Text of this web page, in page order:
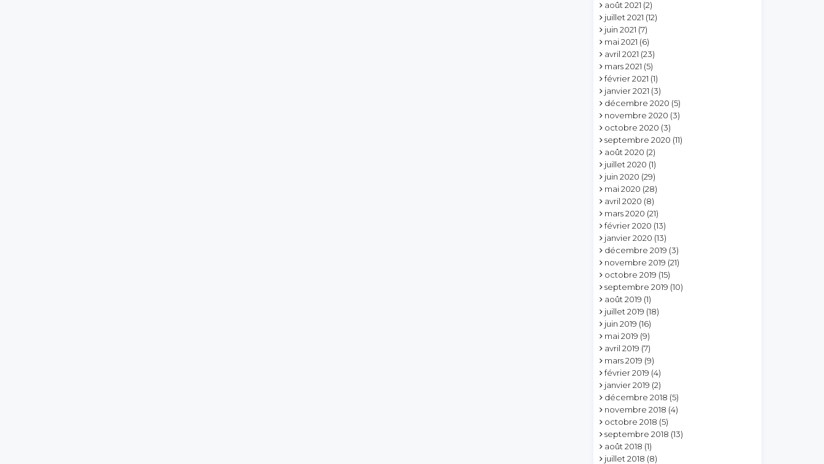
août 2021 (2)
juillet 2021 (12)
juin 2021 (7)
mai 2021 (6)
avril 2021 (23)
mars 2021 (5)
février 2021 (1)
janvier 2021 (3)
décembre 2020 (5)
novembre 2020 (3)
octobre 2020 (3)
septembre 2020 (11)
août 2020 (2)
juillet 2020 (1)
juin 2020 (29)
mai 2020 (28)
avril 2020 (8)
mars 2020 (21)
février 2020 (13)
janvier 2020 (13)
décembre 2019 (3)
novembre 2019 (21)
octobre 2019 (15)
septembre 2019 (10)
août 2019 (1)
juillet 2019 (18)
juin 2019 (16)
mai 2019 (9)
avril 2019 (7)
mars 2019 (9)
février 2019 (4)
janvier 2019 (2)
décembre 2018 (5)
novembre 2018 (4)
octobre 2018 (5)
septembre 2018 (13)
août 2018 (1)
juillet 2018 (8)